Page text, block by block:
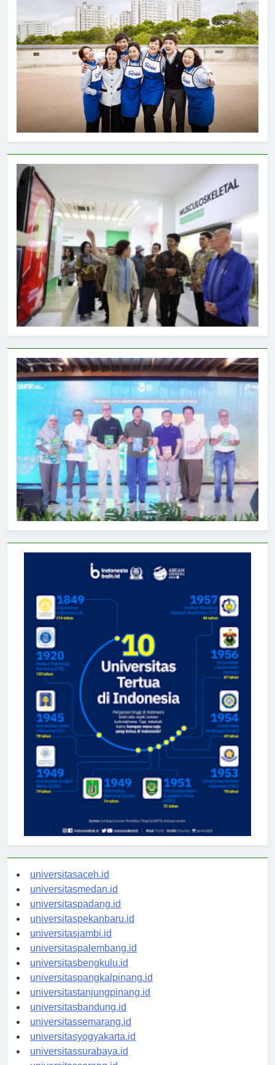
universitasaceh.id
universitasmedan.id
universitaspadang.id
universitaspekanbaru.id
universitasjambi.id
universitaspalembang.id
universitasbengkulu.id
universitaspangkalpinang.id
universitastanjungpinang.id
universitasbandung.id
universitassemarang.id
universitasyogyakarta.id
universitassurabaya.id